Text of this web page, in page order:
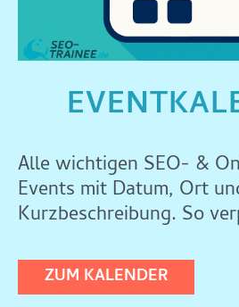
Alle wichtigen SEO- &
Events mit Datum, Ort
Kurzbeschreibung. So
ZUM KALENDER